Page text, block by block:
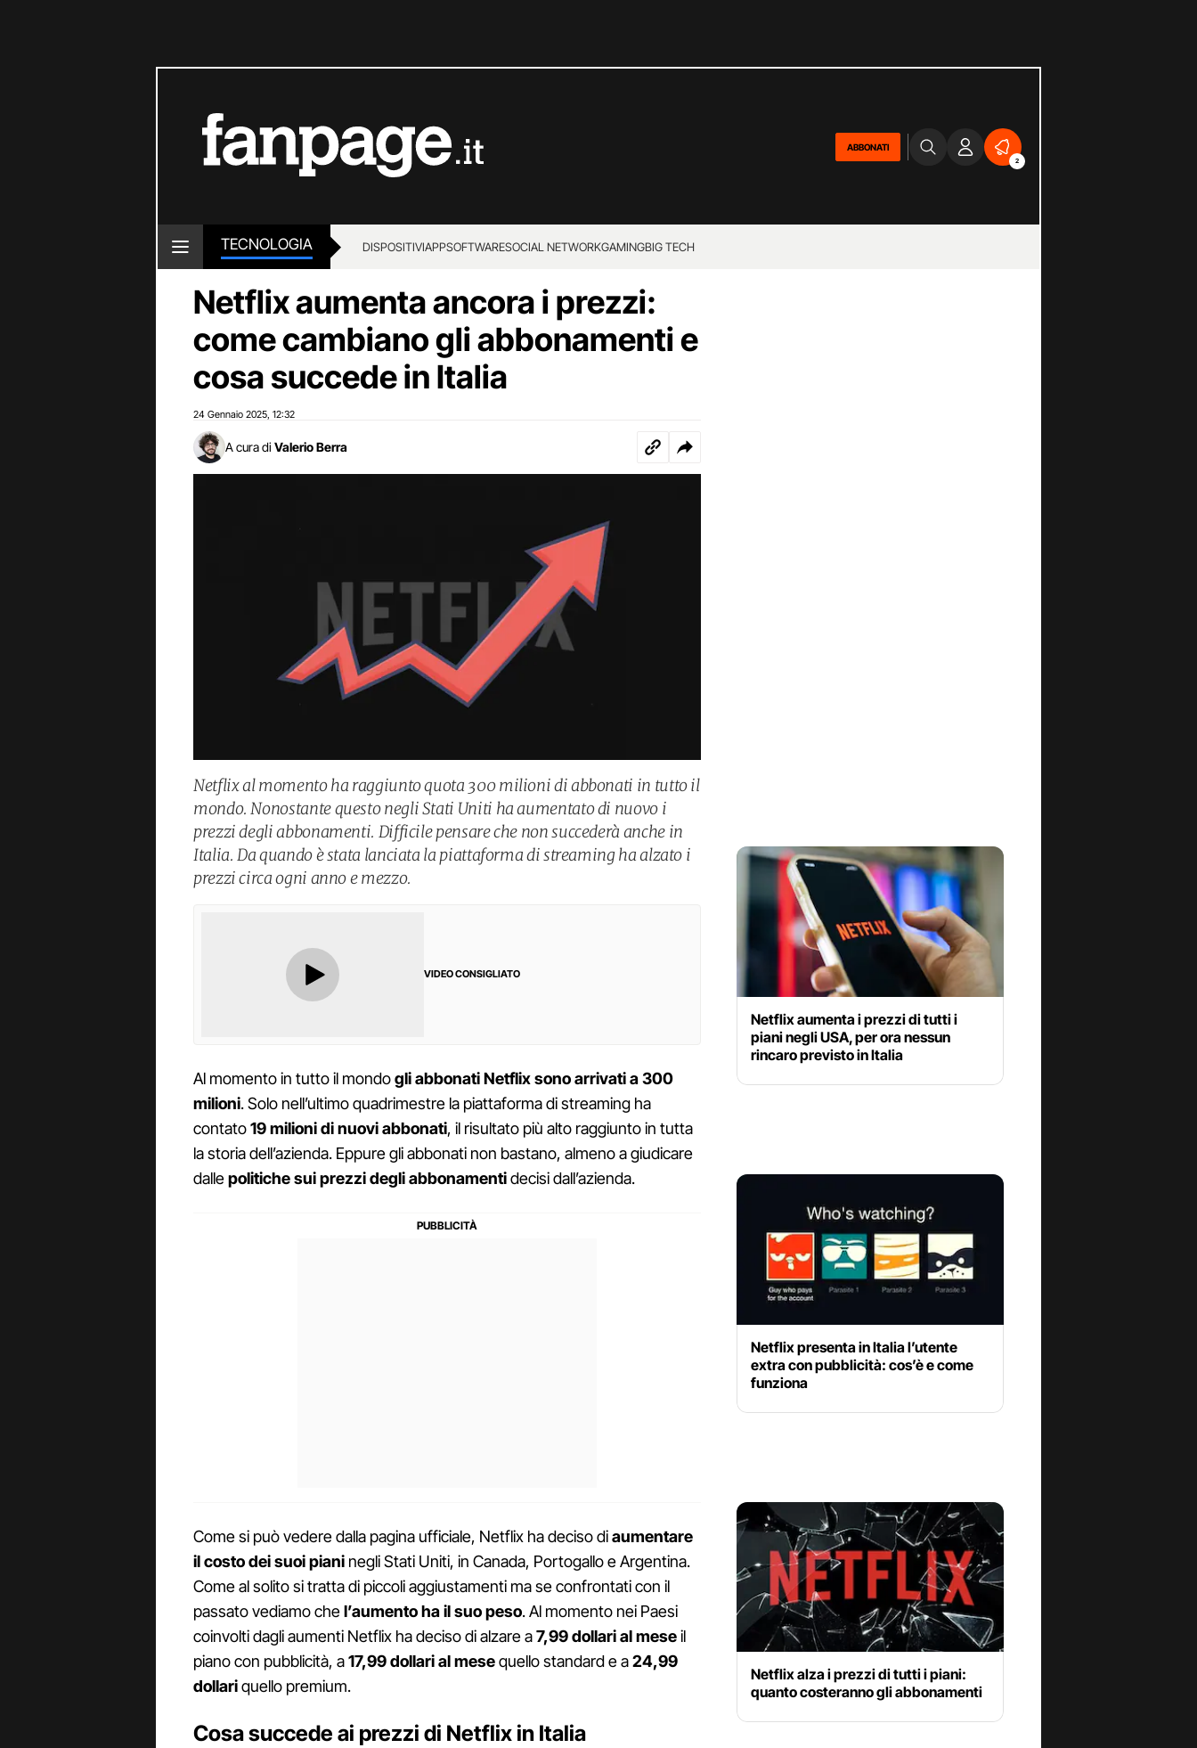
ABBONATI
2
TECNOLOGIA DISPOSITIVIAPPSOFTWARESOCIAL NETWORKGAMINGBIG TECH
Netflix aumenta ancora i prezzi:
come cambiano gli abbonamenti e
cosa succede in Italia
24 Gennaio 2025 12:32
A cura di Valerio Berra
Netflix al momento ha raggiunto quota 300 milioni di abbonati in tutto il
mondo. Nonostante questo negli Stati Uniti ha aumentato di nuovo i
prezzi degli abbonamenti. Difficile pensare che non succederà anche in
Italia. Da quando è stata lanciata la piattaforma di streaming ha alzato i
prezzi circa ogni anno e mezzo.
VIDEO CONSIGLIATO
Al momento in tutto il mondogli abbonati Netflix sono arrivati a 300
milioni. Solo nell’ultimo quadrimestre la piattaforma di streaming ha
contato19 milioni di nuovi abbonati, il risultato più alto raggiunto in tutta
la storia dell’azienda. Eppure gli abbonati non bastano, almeno a giudicare
dallepolitiche sui prezzi degli abbonamentidecisi dall’azienda.
Come si può vedere dalla pagina ufficiale, Netflix ha deciso diaumentare
il costo dei suoi piani negli Stati Uniti, in Canada, Portogallo e Argentina.
Come al solito si tratta di piccoli aggiustamenti ma se confrontati con il
passato vediamo chel’aumento ha il suo peso. Al momento nei Paesi
coinvolti dagli aumenti Netflix ha deciso di alzare a7,99 dollari al meseil
piano con pubblicità, a17,99 dollari al mesequello standard e a24,99
dollariquello premium.
Cosa succede ai prezzi di Netflix in Italia
Netflix aumenta i prezzi di tutti i
piani negli USA, per ora nessun
rincaro previsto in Italia
Netflix presenta in Italia l’utente
extra con pubblicità: cos’è e come
funziona
Netflix alza i prezzi di tutti i piani:
quanto costeranno gli abbonamenti